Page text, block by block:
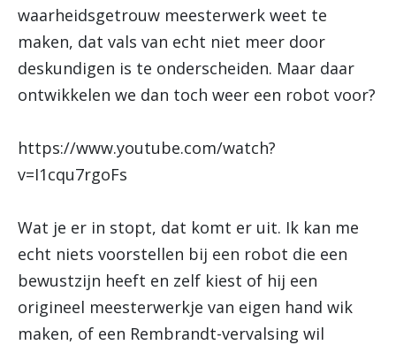
waarheidsgetrouw meesterwerk weet te
maken, dat vals van echt niet meer door
deskundigen is te onderscheiden. Maar daar
ontwikkelen we dan toch weer een robot voor?
https://www.youtube.com/watch?
v=I1cqu7rgoFs
Wat je er in stopt, dat komt er uit. Ik kan me
echt niets voorstellen bij een robot die een
bewustzijn heeft en zelf kiest of hij een
origineel meesterwerkje van eigen hand wik
maken, of een Rembrandt-vervalsing wil